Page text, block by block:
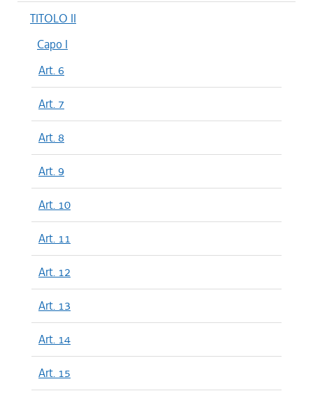
TITOLO II
Capo I
Art. 6
Art. 7
Art. 8
Art. 9
Art. 10
Art. 11
Art. 12
Art. 13
Art. 14
Art. 15